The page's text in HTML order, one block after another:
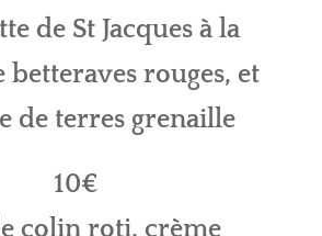
de St Jacques à la
betteraves rouges, et
de terres grenaille
10€
colin roti, crème